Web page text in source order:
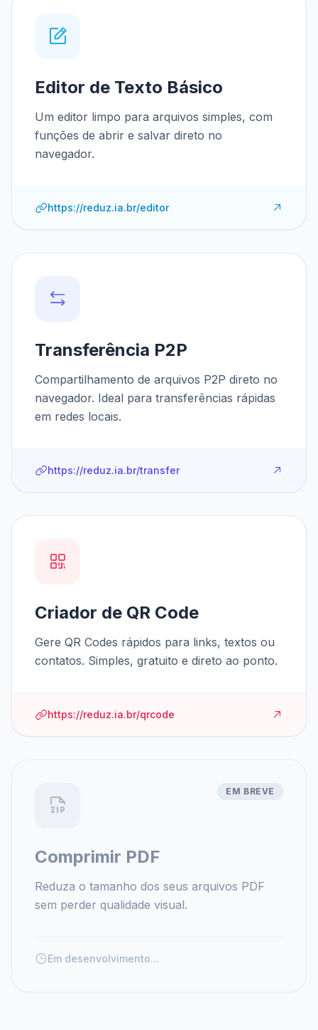
Editor de Texto Básico
Um editor limpo para arquivos simples, com
funções de abrir e salvar direto no
navegador.
https://reduz.ia.br/editor
Transferência P2P
Compartilhamento de arquivos P2P direto no
navegador. Ideal para transferências rápidas
em redes locais.
https://reduz.ia.br/transfer
Criador de QR Code
Gere QR Codes rápidos para links, textos ou
contatos. Simples, gratuito e direto ao ponto.
https://reduz.ia.br/qrcode
EM BREVE
Comprimir PDF
Reduza o tamanho dos seus arquivos PDF
sem perder qualidade visual.
Em desenvolvimento...